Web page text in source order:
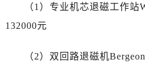
（1）专业机芯退磁工作站
132000元
（2）双回路退磁机